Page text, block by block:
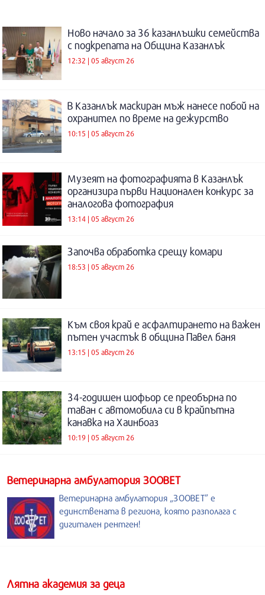
Ново начало за 36 казанлъшки семейства
с подкрепата на Община Казанлък
12:32 | 05 август 26
В Казанлък маскиран мъж нанесе побой на
охранител по време на дежурство
10:15 | 05 август 26
Музеят на фотографията в Казанлък
организира първи Национален конкурс за
аналогова фотография
13:14 | 05 август 26
Започва обработка срещу комари
18:53 | 05 август 26
Към своя край е асфалтирането на важен
пътен участък в община Павел баня
13:15 | 05 август 26
34-годишен шофьор се преобърна по
таван с автомобила си в крайпътна
канавка на Хаинбоаз
10:19 | 05 август 26
Ветеринарна амбулатория ЗООВЕТ
Ветеринарна амбулатория „ЗООВЕТ” е
единствената в региона, която разполага с
дигитален рентген!
Лятна академия за деца